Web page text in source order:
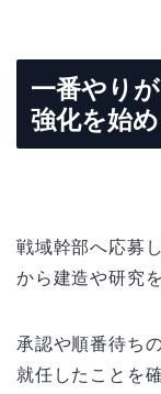
一番やり
強化を始
戦域幹部へ応募
から建造や研究
承認や順番待ち
就任したことを